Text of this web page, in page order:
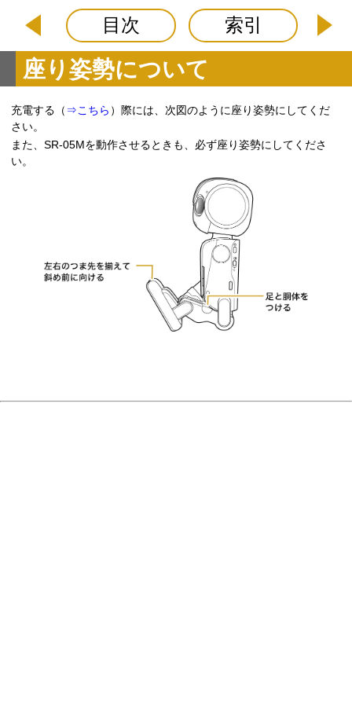
目次 索引
座り姿勢について
充電する（ ⇒こちら ）際には、次図のように座り姿勢にしてくだ
さい。
また、SR-05Mを動作させるときも、必ず座り姿勢にしてくださ
い。